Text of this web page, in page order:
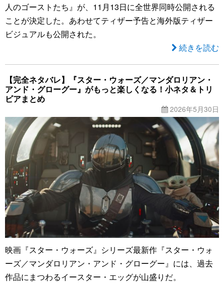
人のゴーストたち』が、11月13日に全世界同時公開される
ことが決定した。あわせてティザー予告と海外版ティザー
ビジュアルも公開された。
続きを読む
【完全ネタバレ】『スター・ウォーズ／マンダロリアン・
アンド・グローグー』がもっと楽しくなる！小ネタ＆トリ
ビアまとめ
2026年5月30日
映画『スター・ウォーズ』シリーズ最新作『スター・ウォ
ーズ／マンダロリアン・アンド・グローグー』には、過去
作品にまつわるイースター・エッグが山盛りだ。